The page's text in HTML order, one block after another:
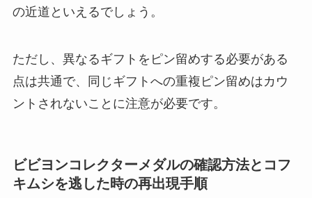
の近道といえるでしょう。
ただし、異なるギフトをピン留めする必要がある
点は共通で、同じギフトへの重複ピン留めはカウ
ントされないことに注意が必要です。
ビビヨンコレクターメダルの確認方法とコフ
キムシを逃した時の再出現手順